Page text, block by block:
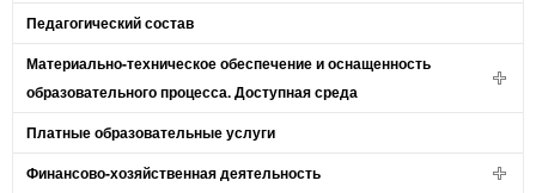
Педагогический состав
Материально-техническое обеспечение и оснащенность
образовательного процесса. Доступная среда
Платные образовательные услуги
Финансово-хозяйственная деятельность